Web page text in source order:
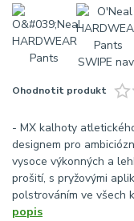
Ohodnotit produkt
- MX kalhoty
designem pro
vysoce výkonných a
prošití, s pryžovými
polstrováním ve všech
popis